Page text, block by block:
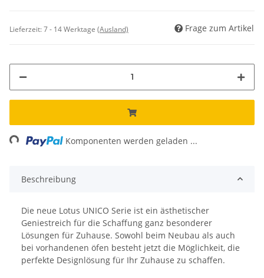
Lieferzeit:7 - 14 Werktage (Ausland) Frage zum Artikel
Komponenten werden geladen ...
Beschreibung
Die neue Lotus UNICO Serie ist ein ästhetischer
Geniestreich für die Schaffung ganz besonderer
Lösungen für Zuhause. Sowohl beim Neubau als auch
bei vorhandenen öfen besteht jetzt die Möglichkeit, die
perfekte Designlösung für Ihr Zuhause zu schaffen.